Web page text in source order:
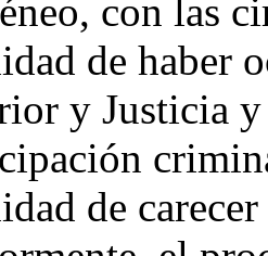
con las
de haber
y Justicia
de carecer